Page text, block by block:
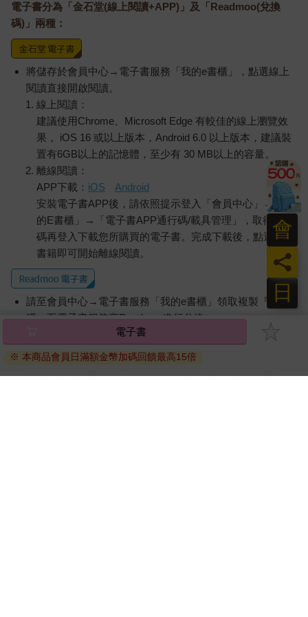
電子書分為「金石堂(線上閱讀+APP)」及「Readmoo(兌換
碼)」兩種：
將儲存於會員中心→電子書服務「我的e書櫃」，點選線上
閱讀直接開啟閱讀。
線上閱讀：
建議使用Chrome、Microsoft Edge 有較佳的線上瀏覽效
果， iOS 16 或以上版本，Android 6.0 以上版本，建議裝
置有6GB以上的記憶體，至少有 30 MB以上的容量。
離線閱讀：
APP下載： iOS
Android
安裝電子書APP後，請依照提示登入「會員中心」→「我
的E書櫃」→「電子書APP通行碼/載具管理」，取得通行
碼再登入下載您所購買的電子書。完成下載後，點選任一
書籍即可開始離線閱讀。
請至會員中心→電子書服務「我的e書櫃」領取複製『兌換
碼』至電子書服務商Readmoo進行兌換。
因版權保護，您在金石堂所購買的電子書僅能以金石堂專屬
的閱讀軟體開啟閱讀，無法以其他閱讀器或直接下載檔案。
電子書
※ 本商品會員日滿額金幣加碼回饋最高15倍
日
員
會